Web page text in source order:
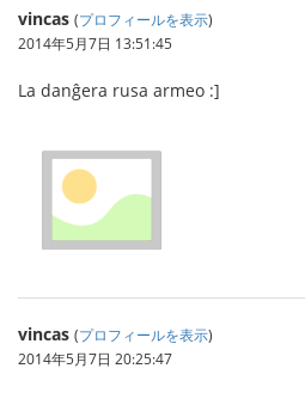
vincas (プロフィールを表示)
2014年5月7日 13:51:45
La danĝera rusa armeo :]
vincas (プロフィールを表示)
2014年5月7日 20:25:47